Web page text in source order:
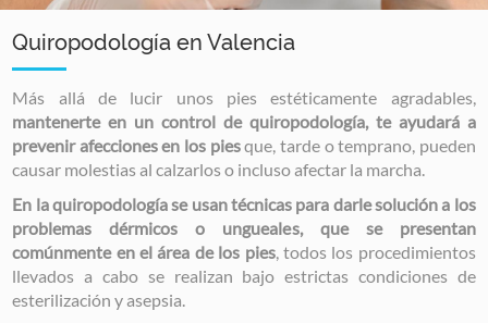
Quiropodología en Valencia
Más allá de lucir unos pies estéticamente agradables,
mantenerte en un control de quiropodología, te ayudará a
prevenir afecciones en los piesque, tarde o temprano, pueden
causar molestias al calzarlos o incluso afectar la marcha.
En la quiropodología se usan técnicas para darle solución a los
problemas dérmicos o ungueales, que se presentan
comúnmente en el área de los pies, todos los procedimientos
llevados a cabo se realizan bajo estrictas condiciones de
esterilización y asepsia.